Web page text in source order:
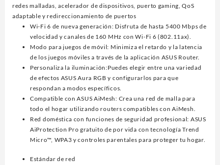
redes malladas, acelerador de dispositivos, puerto gaming, QoS
adaptable y redireccionamiento de puertos
Wi-Fi 6 de nueva generación: Disfruta de hasta 5400 Mbps de
velocidad y canales de 160 MHz con Wi-Fi 6 (802.11ax).
Modo para juegos de móvil: Minimiza el retardo y la latencia
de los juegos móviles a través de la aplicación ASUS Router.
Personaliza la iluminación:Puedes elegir entre una variedad
de efectos ASUS Aura RGB y configurarlos para que
respondan a modos específicos.
Compatible con ASUS AiMesh: Crea una red de malla para
todo el hogar utilizando routers compatibles con AiMesh.
Red doméstica con funciones de seguridad profesional: ASUS
AiProtection Pro gratuito de por vida con tecnología Trend
Micro™, WPA3 y controles parentales para proteger tu hogar.
Estándar de red